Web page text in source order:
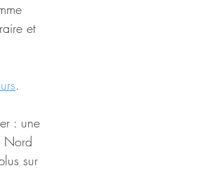
et
.
: une
Nord
sur